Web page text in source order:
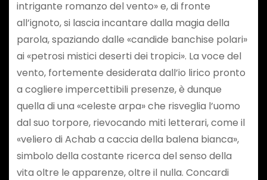
intrigante romanzo del vento» e, di fronte
all’ignoto, si lascia incantare dalla magia della
parola, spaziando dalle «candide banchise polari»
ai «petrosi mistici deserti dei tropici». La voce del
vento, fortemente desiderata dall’io lirico pronto
a cogliere impercettibili presenze, è dunque
quella di una «celeste arpa» che risveglia l’uomo
dal suo torpore, rievocando miti letterari, come il
«veliero di Achab a caccia della balena bianca»,
simbolo della costante ricerca del senso della
vita oltre le apparenze, oltre il nulla. Concardi